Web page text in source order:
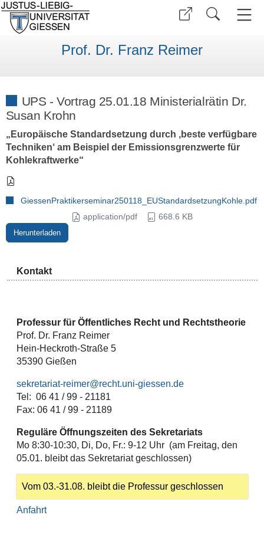
Prof. Dr. Franz Reimer
UPS - Vortrag 25.01.18 Ministerialrätin Dr.
Susan Krohn
„Europäische Standardsetzung durch ‚beste verfügbare
Techniken‘ am Beispiel der Emissionsgrenzwerte für
Kohlekraftwerke“
GiessenPraktikerseminar250118_EUStandardsetzungKohle.pdf
application/pdf
668.6 KB
Herunterladen
Kontakt
Professur für Öffentliches Recht und Rechtstheorie
Prof. Dr. Franz Reimer
Hein-Heckroth-Straße 5
35390 Gießen
sekretariat-reimer@recht.uni-giessen.de
Tel: 06 41 / 99 - 21181
Fax: 06 41 / 99 - 21189
Reguläre Öffnungszeiten des Sekretariats
Mo 8:30-10:30, Di, Do, Fr.: 9-12 Uhr (am Freitag, den
05.01. bleibt das Sekretariat geschlossen)
Vom 03.-31.08. bleibt die Professur geschlossen
Anfahrt